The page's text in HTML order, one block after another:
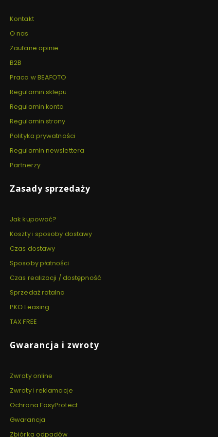
Kontakt
O nas
Zaufane opinie
B2B
Praca w BEAFOTO
Regulamin sklepu
Regulamin konta
Regulamin strony
Polityka prywatności
Regulamin newslettera
Partnerzy
Zasady sprzedaży
Jak kupować?
Koszty i sposoby dostawy
Czas dostawy
Sposoby płatności
Czas realizacji / dostępność
Sprzedaż ratalna
PKO Leasing
TAX FREE
Gwarancja i zwroty
Zwroty online
Zwroty i reklamacje
Ochrona EasyProtect
Gwarancja
Zbiórka odpadów